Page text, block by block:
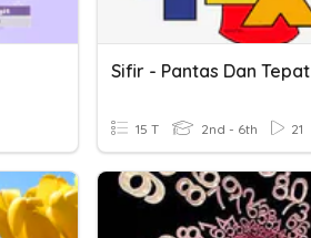
Sifir - Pantas Dan Tepat
15 T 2nd - 6th 21